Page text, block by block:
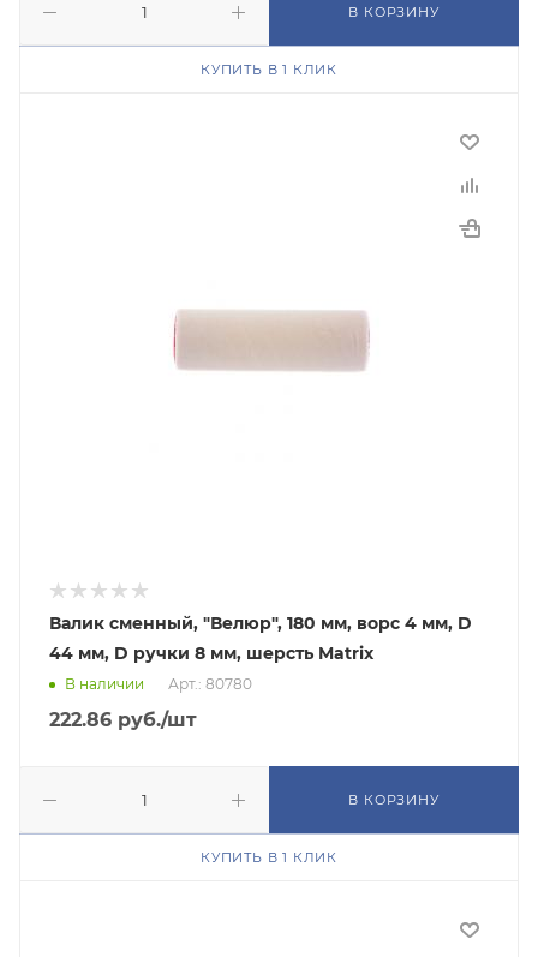
В КОРЗИНУ
КУПИТЬ В 1 КЛИК
Валик сменный, "Велюр", 180 мм, ворс 4 мм, D
44 мм, D ручки 8 мм, шерсть Matrix
В наличии Арт.: 80780
222.86 руб./шт
В КОРЗИНУ
КУПИТЬ В 1 КЛИК